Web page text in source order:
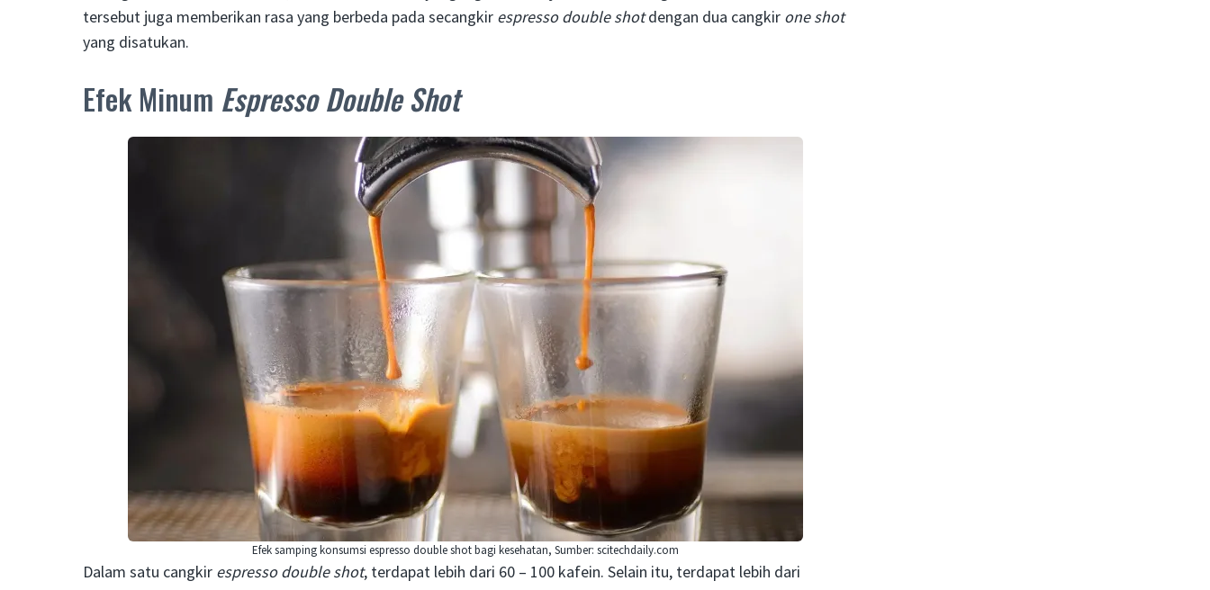
tersebut juga memberikan rasa yang berbeda pada secangkir espresso double shotdengan dua cangkir one shot
yang disatukan.
Efek Minum Espresso Double Shot
Efek samping konsumsi espresso double shot bagi kesehatan, Sumber: scitechdaily.com
Dalam satu cangkir espresso double shot, terdapat lebih dari 60 – 100 kafein. Selain itu, terdapat lebih dari